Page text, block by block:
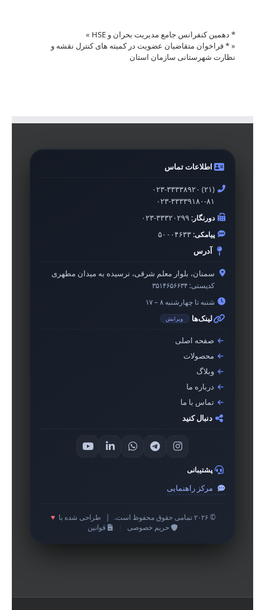
* دهمین کنفرانس جامع مدیریت بحران و HSE
»
«* فراخوان متقاضیان عضویت در کمیته های کنترل نقشه و
نظارت شهرستانی سازمان استان
اطلاعات تماس
۰۲۳-۳۳۳۳۸۹۲۰ (۲۱)
۰۲۳-۳۳۳۳۹۱۸۰-۸۱
دورنگار:۰۲۳-۳۳۳۲۰۲۹۹
پیامکی:۵۰۰۰۴۶۳۳
آدرس
سمنان، بلوار معلم شرقی، نرسیده به میدان مطهری
کدپستی: ۳۵۱۴۶۵۶۶۳۴
شنبه تا چهارشنبه ۸ – ۱۷
لینک‌ها ویرایش
صفحه اصلی
محصولات
وبلاگ
درباره ما
تماس با ما
دنبال کنید
پشتیبانی
مرکز راهنمایی
© ۲۰۲۶ تمامی حقوق محفوظ است. طراحی شده با ♥
حریم خصوصی
قوانین